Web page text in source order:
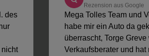
des
Rezension aus Google
Mega Tolles Team und
habe mir ein Auto da
überrascht, Torge Greve
Verkaufsberater und hat